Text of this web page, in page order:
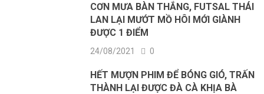
CƠN MƯA BÀN THẮNG, FUTSAL THÁI
LAN LẠI MƯỚT MỒ HÔI MỚI GIÀNH
ĐƯỢC 1 ĐIỂM
24/08/2021 0
HẾT MƯỢN PHIM ĐỂ BÓNG GIÓ, TRẤN
THÀNH LẠI ĐƯỢC ĐÀ CÀ KHỊA BÀ